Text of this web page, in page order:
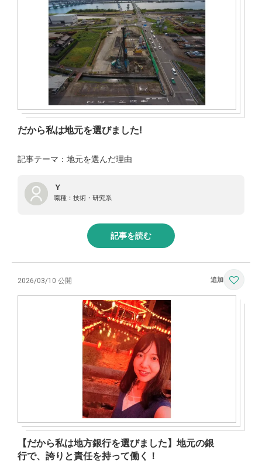
だから私は地元を選びました!
記事テーマ：地元を選んだ理由
Ｙ
職種： 技術・研究系
記事を読む
2026/03/10 公開
【だから私は地方銀行を選びました】地元の銀
行で、誇りと責任を持って働く！